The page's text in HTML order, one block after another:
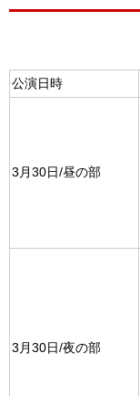
公演日時
3月30日/昼の部
3月30日/夜の部